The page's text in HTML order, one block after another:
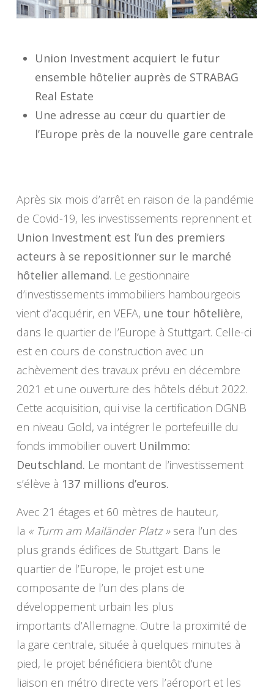
Union Investment acquiert le futur
ensemble hôtelier auprès de STRABAG
Real Estate
Une adresse au cœur du quartier de
l’Europe près de la nouvelle gare centrale
Après six mois d’arrêt en raison de la pandémie
de Covid-19, les investissements reprennent et
Union Investment est l’un des premiers
acteurs à se repositionner sur le marché
hôtelier allemand. Le gestionnaire
d’investissements immobiliers hambourgeois
vient d’acquérir, en VEFA, une tour hôtelière,
dans le quartier de l’Europe à Stuttgart. Celle-ci
est en cours de construction avec un
achèvement des travaux prévu en décembre
2021 et une ouverture des hôtels début 2022.
Cette acquisition, qui vise la certification DGNB
en niveau Gold, va intégrer le portefeuille du
fonds immobilier ouvert Unilmmo:
Deutschland. Le montant de l’investissement
s’élève à 137 millions d’euros.
Avec 21 étages et 60 mètres de hauteur,
la « Turm am Mailänder Platz »sera l’un des
plus grands édifices de Stuttgart. Dans le
quartier de l’Europe, le projet est une
composante de l’un des plans de
développement urbain les plus
importants d’Allemagne. Outre la proximité de
la gare centrale, située à quelques minutes à
pied, le projet bénéficiera bientôt d’une
liaison en métro directe vers l’aéroport et les